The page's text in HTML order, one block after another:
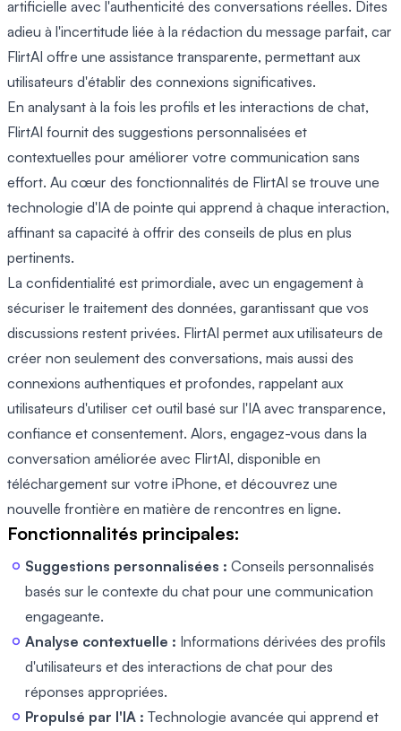
artificielle avec l'authenticité des conversations réelles. Dites
adieu à l'incertitude liée à la rédaction du message parfait, car
FlirtAI offre une assistance transparente, permettant aux
utilisateurs d'établir des connexions significatives.
En analysant à la fois les profils et les interactions de chat,
FlirtAI fournit des suggestions personnalisées et
contextuelles pour améliorer votre communication sans
effort. Au cœur des fonctionnalités de FlirtAI se trouve une
technologie d'IA de pointe qui apprend à chaque interaction,
affinant sa capacité à offrir des conseils de plus en plus
pertinents.
La confidentialité est primordiale, avec un engagement à
sécuriser le traitement des données, garantissant que vos
discussions restent privées. FlirtAI permet aux utilisateurs de
créer non seulement des conversations, mais aussi des
connexions authentiques et profondes, rappelant aux
utilisateurs d'utiliser cet outil basé sur l'IA avec transparence,
confiance et consentement. Alors, engagez-vous dans la
conversation améliorée avec FlirtAI, disponible en
téléchargement sur votre iPhone, et découvrez une
nouvelle frontière en matière de rencontres en ligne.
Fonctionnalités principales:
Suggestions personnalisées : Conseils personnalisés
basés sur le contexte du chat pour une communication
engageante.
Analyse contextuelle : Informations dérivées des profils
d'utilisateurs et des interactions de chat pour des
réponses appropriées.
Propulsé par l'IA : Technologie avancée qui apprend et